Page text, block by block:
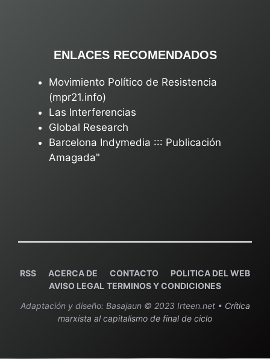
ENLACES RECOMENDADOS
Movimiento Político de Resistencia
(mpr21.info)
Las Interferencias
Global Research
Barcelona Indymedia ::: Publicación
Amagada"
RSS ACERCA DE CONTACTO
POLITICA DEL WEB
AVISO LEGAL TERMINOS Y CONDICIONES
Adaptación y diseño: Basajaun © 2023 Irteen.net • Crítica
marxista al capitalismo de final de ciclo